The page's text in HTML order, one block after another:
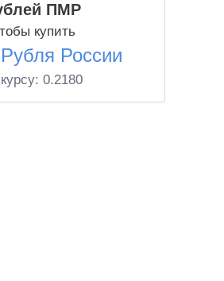
ПМР
купить
России
0.2180